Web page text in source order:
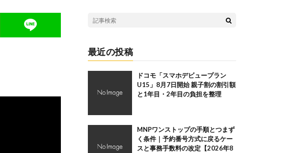
最近の投稿
ドコモ「スマホデビュープラン
U15」8月7日開始 親子割の割引額
と1年目・2年目の負担を整理
MNPワンストップの手順とつまず
く条件｜予約番号方式に戻るケー
スと事務手数料の改定【2026年8